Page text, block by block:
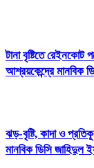
টানা বৃষ্টিতে রেইনকোট
আশ্রয়কেন্দ্রে মানবিক
ঝড়-বৃষ্টি, কাদা ও
মানবিক ডিসি জাহিদুল